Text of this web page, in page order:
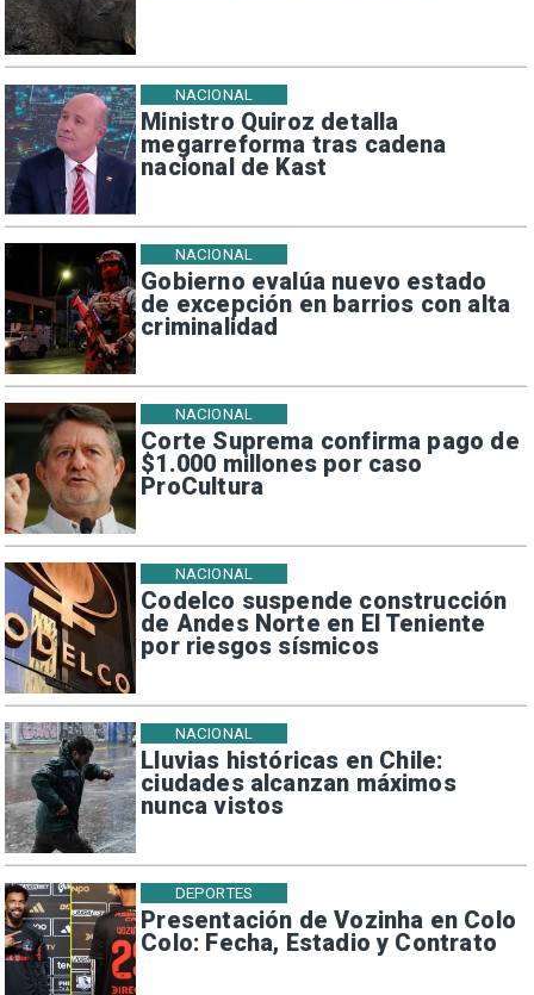
Ministro Quiroz detalla
megarreforma tras cadena
nacional de Kast
NACIONAL
Gobierno evalúa nuevo estado
de excepción en barrios con alta
criminalidad
NACIONAL
Corte Suprema confirma pago de
$1.000 millones por caso
ProCultura
NACIONAL
Codelco suspende construcción
de Andes Norte en El Teniente
por riesgos sísmicos
NACIONAL
Lluvias históricas en Chile:
ciudades alcanzan máximos
nunca vistos
NACIONAL
Presentación de Vozinha en Colo
Colo: Fecha, Estadio y Contrato
DEPORTES